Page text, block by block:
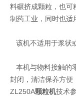
料碾挤成颗粒，也可
制药工业，同时也适
该机不适用于浆状
本机与物料接触的
封闭，清洁保养方便
ZL250A颗粒机技术